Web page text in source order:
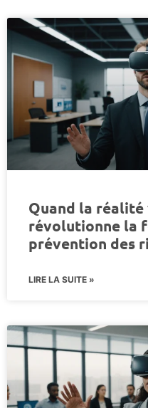
Quand la
révolutionne la
prévention des
LIRE LA SUITE »